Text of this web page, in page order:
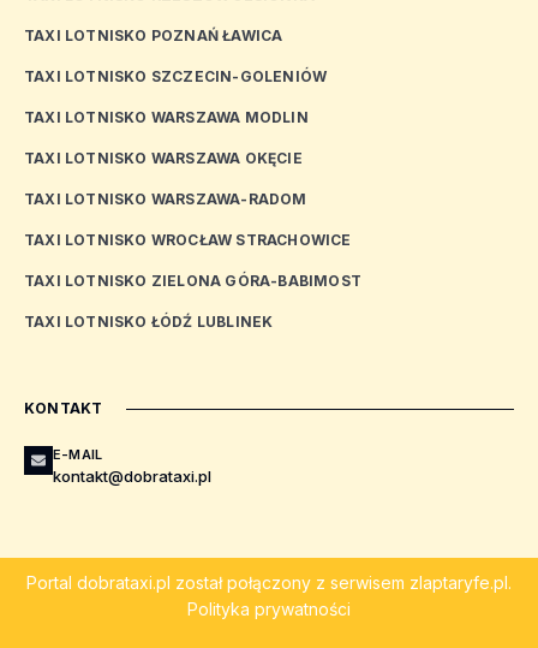
TAXI LOTNISKO POZNAŃ ŁAWICA
TAXI LOTNISKO SZCZECIN-GOLENIÓW
TAXI LOTNISKO WARSZAWA MODLIN
TAXI LOTNISKO WARSZAWA OKĘCIE
TAXI LOTNISKO WARSZAWA-RADOM
TAXI LOTNISKO WROCŁAW STRACHOWICE
TAXI LOTNISKO ZIELONA GÓRA-BABIMOST
TAXI LOTNISKO ŁÓDŹ LUBLINEK
KONTAKT
E-MAIL
kontakt@dobrataxi.pl
Portal dobrataxi.pl został połączony z serwisem zlaptaryfe.pl.
Polityka prywatności